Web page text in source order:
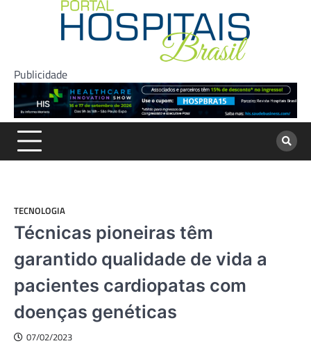
Publicidade
TECNOLOGIA
Técnicas pioneiras têm
garantido qualidade de vida a
pacientes cardiopatas com
doenças genéticas
07/02/2023